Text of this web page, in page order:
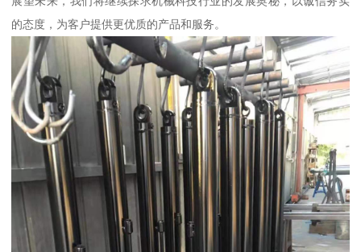
的态度，为客户提供更优质的产品和服务。